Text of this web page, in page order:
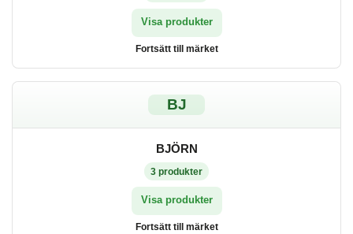
Visa produkter
Fortsätt till märket
BJ
BJÖRN
3 produkter
Visa produkter
Fortsätt till märket